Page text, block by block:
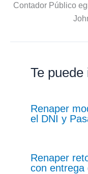
Contador Público
Te
Renaper
el DNI y
Renaper
con entrega